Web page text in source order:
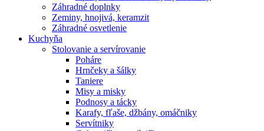
Záhradné doplnky
Zeminy, hnojivá, keramzit
Záhradné osvetlenie
Kuchyňa
Stolovanie a servírovanie
Poháre
Hrnčeky a šálky
Taniere
Misy a misky
Podnosy a tácky
Karafy, fľaše, džbány, omáčniky
Servítniky